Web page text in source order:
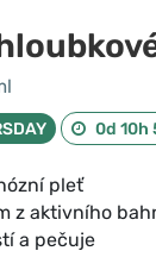
0d 10h
pleť
z aktivního
a pečuje